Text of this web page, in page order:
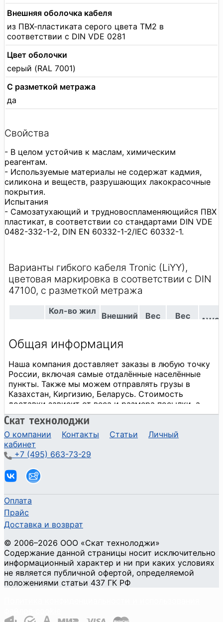
Внешняя оболочка кабеля
из ПВХ-пластиката серого цвета TM2 в
соответствии с DIN VDE 0281
Цвет оболочки
серый (RAL 7001)
С разметкой метража
да
Свойства
- В целом устойчив к маслам, химическим
реагентам.
- Используемые материалы не содержат кадмия,
силикона и веществ, разрушающих лакокрасочные
покрытия.
Испытания
- Самозатухающий и трудновоспламеняющийся ПВХ
пластикат, в соответствии со стандартами DIN VDE
0482-332-1-2, DIN EN 60332-1-2/IEC 60332-1.
О компании Контакты Статьи
Личный
кабинет
+7 (495) 663-73-29
Оплата
Прайс
Доставка и возврат
© 2006–2026 ООО «Скат технолоджи»
Содержание данной страницы носит исключительно
информационный характер и ни при каких условиях
не является публичной офертой, определяемой
положениями статьи 437 ГК РФ